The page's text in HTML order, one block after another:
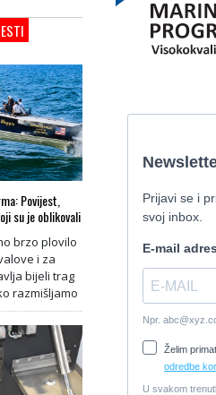
Povijest,
su je oblikovali
brzo plovilo
i za
bijeli trag
razmišljamo